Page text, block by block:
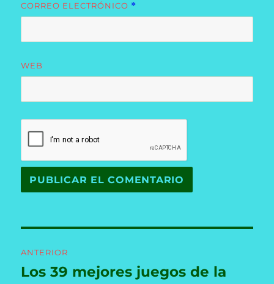
CORREO ELECTRÓNICO *
WEB
de
ANTERIOR
Entrada
Los 39 mejores juegos de la